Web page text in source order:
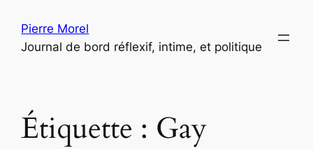
contenu
Pierre Morel
Journal de bord réflexif, intime, et politique
Étiquette : Gay